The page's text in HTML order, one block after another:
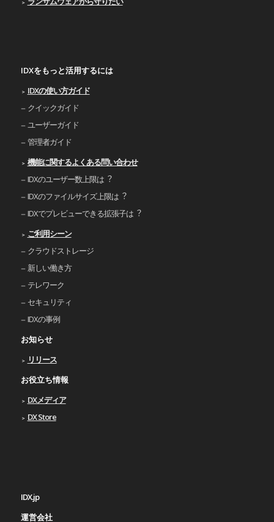
IDXをもっと活用するには
IDXの使い⽅ガイド
クイックガイド
ユーザーガイド
管理者ガイド
機能に関するよくある問い合わせ
IDXのユーザー数上限は︖
IDXのファイルサイズ上限は︖
IDXでプレビューできる拡張⼦は︖
ご利⽤シーン
クラウドストレージ
新しい働き⽅
テレワーク
セキュリティ
IDXの事例
お知らせ
リリース
お役立ち情報
DXメディア
DX Store
IDX.jp
運営会社